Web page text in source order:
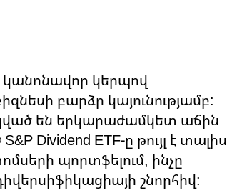
կանոնավոր կերպով
բարձր կայունությամբ:
են երկարաժամկետ աճին
Dividend ETF-ը թույլ է տալիս
պորտֆելում, ինչը
շնորհիվ: